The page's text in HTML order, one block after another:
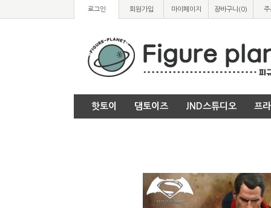
로그인 회원가입 마이페이지 장바구니(0) 주
핫토이 댐토이즈 JND스튜디오 프